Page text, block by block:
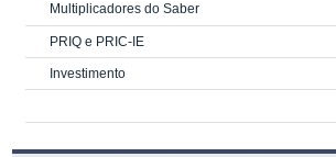
Multiplicadores do Saber
PRIQ e PRIC-IE
Investimento